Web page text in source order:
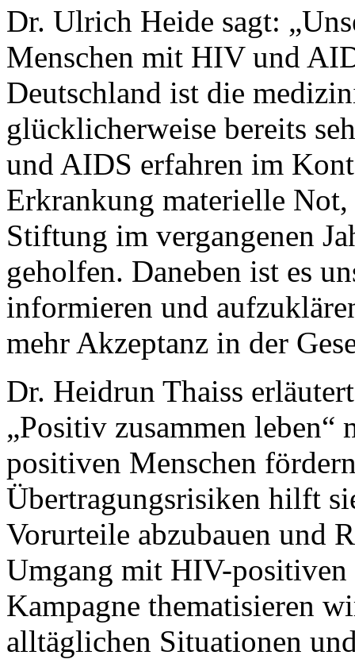
Dr. Ulrich Heide sagt:
Menschen mit HIV und
Deutschland ist die
glücklicherweise bereits
und AIDS erfahren im
Erkrankung materielle
Stiftung im vergangenen
geholfen. Daneben ist es
informieren und
mehr Akzeptanz in der
Dr. Heidrun Thaiss
„Positiv zusammen
positiven Menschen
Übertragungsrisiken hilft
Vorurteile abzubauen und
Umgang mit HIV-positiven
Kampagne thematisieren
alltäglichen Situationen